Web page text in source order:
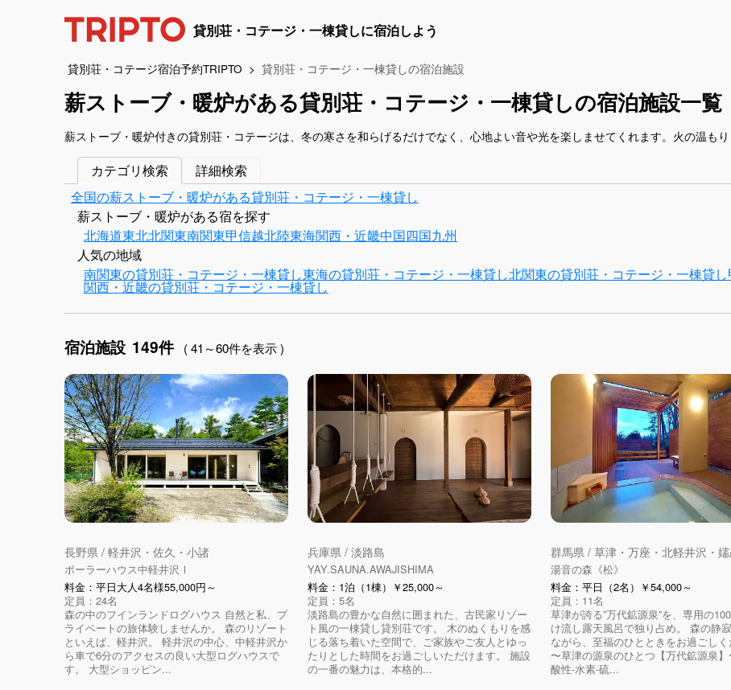
貸別荘・コテージ・一棟貸しに宿泊しよう
貸別荘・コテージ宿泊予約TRIPTO 貸別荘・コテージ・一棟貸しの宿泊施設
薪ストーブ・暖炉がある貸別荘・コテージ・一棟貸しの宿泊施設一覧
薪ストーブ・暖炉付きの貸別荘・コテージは、冬の寒さを和らげるだけでなく、心地よい音や光を楽しませてくれます。火の温もり
カテゴリ検索
詳細検索
全国の薪ストーブ・暖炉がある貸別荘・コテージ・一棟貸し
薪ストーブ・暖炉がある宿を探す
北海道東北北関東南関東甲信越北陸東海関西・近畿中国四国九州
人気の地域
南関東の貸別荘・コテージ・一棟貸し東海の貸別荘・コテージ・一棟貸し北関東の貸別荘・コテージ・一棟貸し
関西・近畿の貸別荘・コテージ・一棟貸し
宿泊施設 149件 ( 41～60件を表示 )
長野県 / 軽井沢・佐久・小諸
ポーラーハウス中軽井沢Ⅰ
料金：平日大人4名様55,000円～
定員：24名
森の中のフインランドログハウス 自然と私、プ
ライベートの旅体験しませんか。 森のリゾート
といえば、軽井沢。 軽井沢の中心、中軽井沢か
ら車で6分のアクセスの良い大型ログハウスで
す。 大型ショッピン...
兵庫県 / 淡路島
YAY.SAUNA.AWAJISHIMA
料金：1泊（1棟）￥25,000～
定員：5名
淡路島の豊かな自然に囲まれた、古民家リゾー
ト風の一棟貸し貸別荘です。 木のぬくもりを感
じる落ち着いた空間で、ご家族やご友人とゆっ
たりとした時間をお過ごしいただけます。 施設
の一番の魅力は、本格的...
群馬県 / 草津・万座・北軽井沢・
湯音の森《松》
料金：平日（2名）￥54,000～
定員：11名
草津が誇る”万代鉱源泉”を、専用の
け流し露天風呂で独り占め。 森の静
ながら、至福のひとときをお過ごしく
〜草津の源泉のひとつ【万代鉱源泉】
酸性-水素-硫...